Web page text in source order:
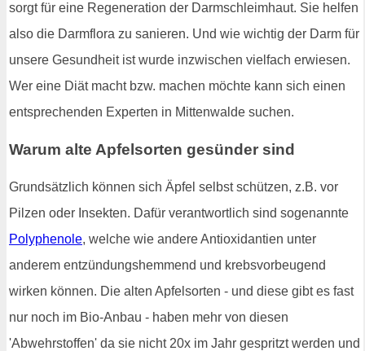
sorgt für eine Regeneration der Darmschleimhaut. Sie helfen
also die Darmflora zu sanieren. Und wie wichtig der Darm für
unsere Gesundheit ist wurde inzwischen vielfach erwiesen.
Wer eine Diät macht bzw. machen möchte kann sich einen
entsprechenden Experten in Mittenwalde suchen.
Warum alte Apfelsorten gesünder sind
Grundsätzlich können sich Äpfel selbst schützen, z.B. vor
Pilzen oder Insekten. Dafür verantwortlich sind sogenannte
Polyphenole, welche wie andere Antioxidantien unter
anderem entzündungshemmend und krebsvorbeugend
wirken können. Die alten Apfelsorten - und diese gibt es fast
nur noch im Bio-Anbau - haben mehr von diesen
'Abwehrstoffen' da sie nicht 20x im Jahr gespritzt werden und